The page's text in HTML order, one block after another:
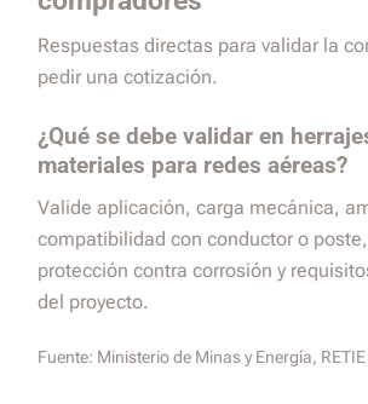
Respuestas directas para validar la
pedir una cotización.
¿Qué se debe validar en
materiales para redes aéreas?
Valide aplicación, carga mecánica,
compatibilidad con conductor o
protección contra corrosión y
del proyecto.
Fuente: Ministerio de Minas y Energía, RETIE